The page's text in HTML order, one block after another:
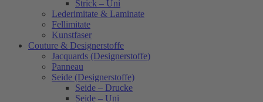
Strick – Uni
Lederimitate & Laminate
Fellimitate
Kunstfaser
Couture & Designerstoffe
Jacquards (Designerstoffe)
Panneau
Seide (Designerstoffe)
Seide – Drucke
Seide – Uni